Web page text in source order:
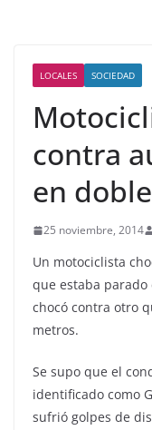
LOCALES SOCIEDAD
contra
en
25 noviembre, 2014
Un motociclista
que estaba
chocó contra otro
metros.
Se supo que el
identificado como
sufrió golpes de